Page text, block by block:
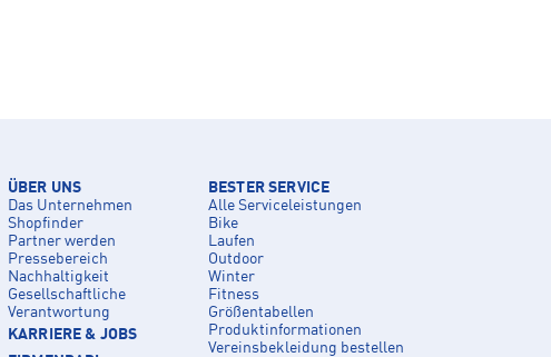
ÜBER UNS
Das Unternehmen
Shopfinder
Partner werden
Pressebereich
Nachhaltigkeit
Gesellschaftliche
Verantwortung
KARRIERE & JOBS
BESTER SERVICE
Alle Serviceleistungen
Bike
Laufen
Outdoor
Winter
Fitness
Größentabellen
Produktinformationen
Vereinsbekleidung bestellen